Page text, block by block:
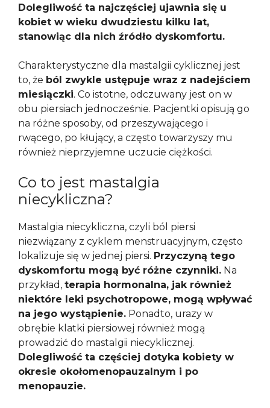
Dolegliwość ta najczęściej ujawnia się u
kobiet w wieku dwudziestu kilku lat,
stanowiąc dla nich źródło dyskomfortu.
Charakterystyczne dla mastalgii cyklicznej jest
to, że ból zwykle ustępuje wraz z nadejściem
miesiączki. Co istotne, odczuwany jest on w
obu piersiach jednocześnie. Pacjentki opisują go
na różne sposoby, od przeszywającego i
rwącego, po kłujący, a często towarzyszy mu
również nieprzyjemne uczucie ciężkości.
Co to jest mastalgia
niecykliczna?
Mastalgia niecykliczna, czyli ból piersi
niezwiązany z cyklem menstruacyjnym, często
lokalizuje się w jednej piersi. Przyczyną tego
dyskomfortu mogą być różne czynniki. Na
przykład, terapia hormonalna, jak również
niektóre leki psychotropowe, mogą wpływać
na jego wystąpienie. Ponadto, urazy w
obrębie klatki piersiowej również mogą
prowadzić do mastalgii niecyklicznej.
Dolegliwość ta częściej dotyka kobiety w
okresie okołomenopauzalnym i po
menopauzie.